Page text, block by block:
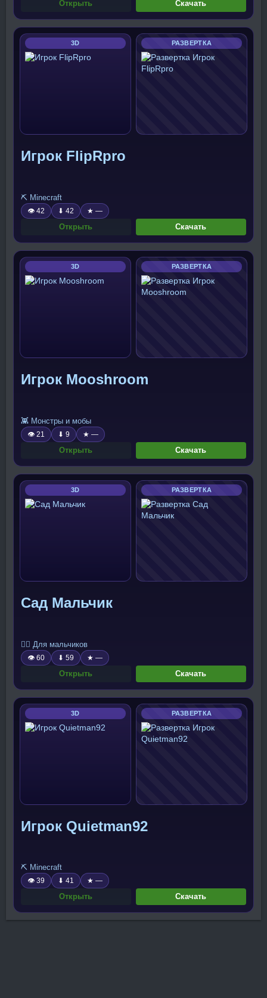
Открыть Скачать
3D РАЗВЕРТКА
Игрок FlipRpro
⛏️ Minecraft
👁 42 ⬇ 42 ★ —
Открыть Скачать
3D РАЗВЕРТКА
Игрок Mooshroom
👾 Монстры и мобы
👁 21 ⬇ 9 ★ —
Открыть Скачать
3D РАЗВЕРТКА
Сад Мальчик
🧍‍♂️ Для мальчиков
👁 60 ⬇ 59 ★ —
Открыть Скачать
3D РАЗВЕРТКА
Игрок Quietman92
⛏️ Minecraft
👁 39 ⬇ 41 ★ —
Открыть Скачать